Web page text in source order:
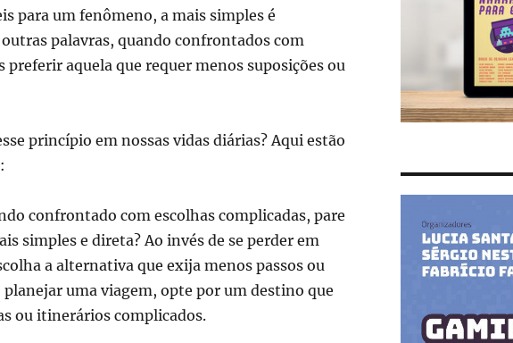
para um fenômeno, a mais simples é
palavras, quando confrontados com
preferir aquela que requer menos suposições ou
princípio em nossas vidas diárias? Aqui estão
confrontado com escolhas complicadas, pare
simples e direta? Ao invés de se perder em
a alternativa que exija menos passos ou
planejar uma viagem, opte por um destino que
ou itinerários complicados.